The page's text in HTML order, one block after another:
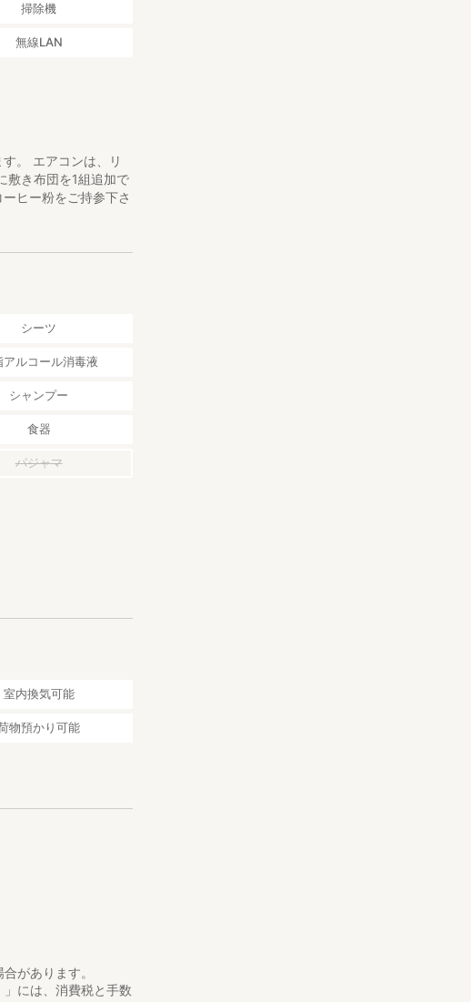
掃除機
無線LAN
。 エアコンは、リ
敷き布団を1組追加で
ヒー粉をご持参下さ
シーツ
アルコール消毒液
シャンプー
食器
パジャマ
室内換気可能
物預かり可能
があります。
には、消費税と手数